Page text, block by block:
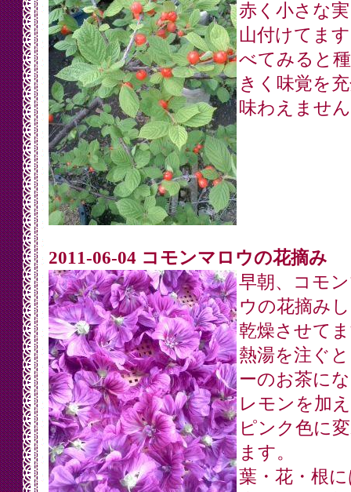
赤く小さな
山付けてま
べてみると
きく味覚を
味わえませ
2011-06-04 コモンマロウの花摘み
早朝、コモ
ウの花摘み
乾燥させて
熱湯を注ぐ
ーのお茶に
レモンを加
ピンク色に
ます。
葉・花・根